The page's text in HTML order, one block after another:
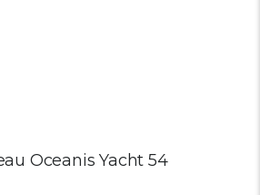
Oceanis Yacht 54